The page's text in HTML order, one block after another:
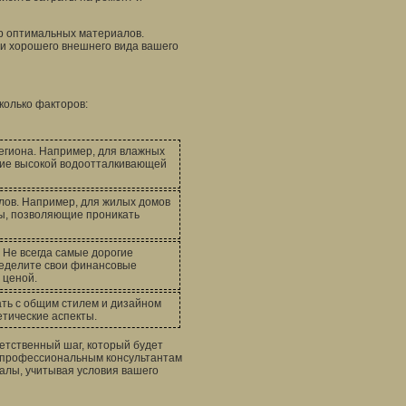
оптимальных материалов.
хорошего внешнего вида вашего
факторов:
Например, для влажных
высокой водоотталкивающей
Например, для жилых домов
позволяющие проникать
всегда самые дорогие
свои финансовые
ценой.
с общим стилем и дизайном
аспекты.
шаг, который будет
консультантам
учитывая условия вашего